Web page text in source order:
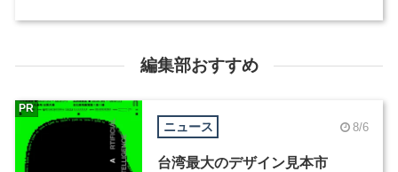
編集部おすすめ
ニュース 8/6
台湾最大のデザイン見本市
PR